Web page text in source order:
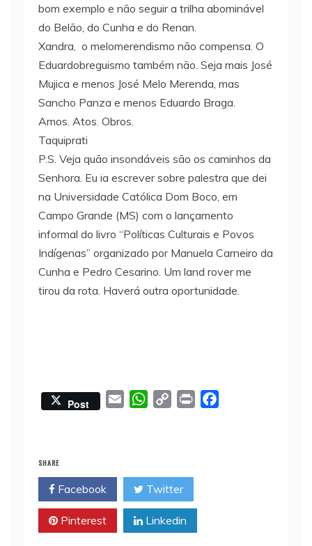
bom exemplo e não seguir a trilha abominável
do Belão, do Cunha e do Renan.
Xandra, o melomerendismo não compensa. O
Eduardobreguismo também não. Seja mais José
Mujica e menos José Melo Merenda, mas
Sancho Panza e menos Eduardo Braga.
Amos. Atos. Obros.
Taquiprati
P.S. Veja quão insondáveis são os caminhos da
Senhora. Eu ia escrever sobre palestra que dei
na Universidade Católica Dom Boco, em
Campo Grande (MS) com o lançamento
informal do livro “Políticas Culturais e Povos
Indígenas” organizado por Manuela Carneiro da
Cunha e Pedro Cesarino. Um land rover me
tirou da rota. Haverá outra oportunidade.
Post
W
A
p
p
i
n
k
SHARE
Facebook Twitter
Pinterest Linkedin